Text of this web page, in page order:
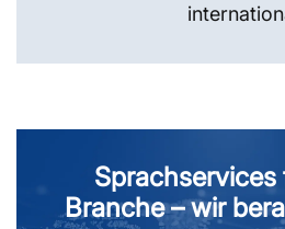
Sprachservices
Branche – wir